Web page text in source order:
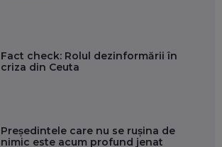
Fact check: Rolul dezinformării în
criza din Ceuta
Președintele care nu se rușina de
nimic este acum profund jenat